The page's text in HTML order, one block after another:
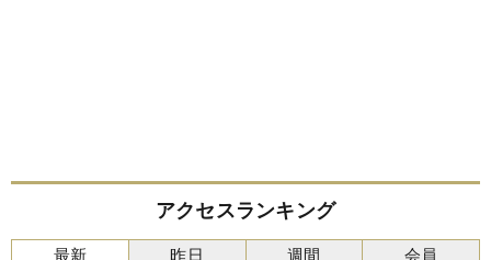
アクセスランキング
最新 昨日 週間 会員